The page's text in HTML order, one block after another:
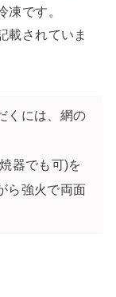
です。
載されていま
くには、網の
器でも可)を
ら強火で両面